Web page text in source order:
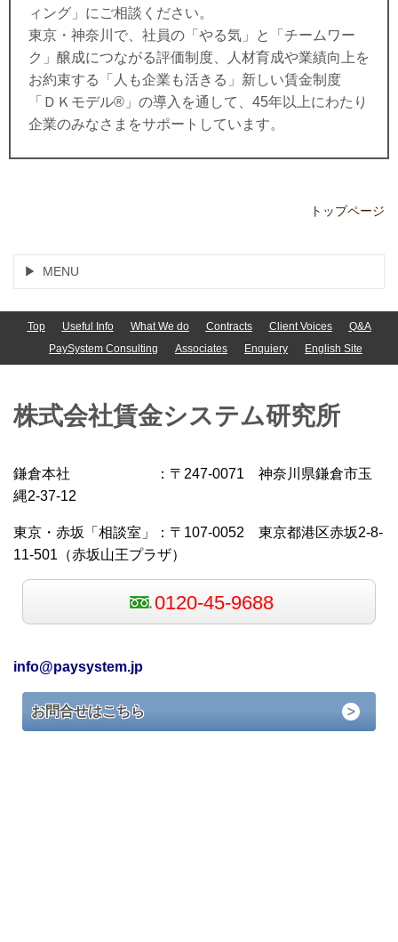
ィング」にご相談ください。
東京・神奈川で、社員の「やる気」と「チームワー
ク」醸成につながる評価制度、人材育成や業績向上を
お約束する「人も企業も活きる」新しい賃金制度
「ＤＫモデル®」の導入を通して、45年以上にわたり
企業のみなさまをサポートしています。
トップページ
MENU
Top Useful Info What We do Contracts Client Voices
Q&A
PaySystem Consulting
Associates Enquiery English Site
株式会社賃金システム研究所
鎌倉本社 ：〒247-0071 神奈川県鎌倉市玉
縄2-37-12
東京・赤坂「相談室」：〒107-0052 東京都港区赤坂2-8-
11-501 （赤坂山王プラザ）
0120-45-9688
info@paysystem.jp
お問合せはこちら